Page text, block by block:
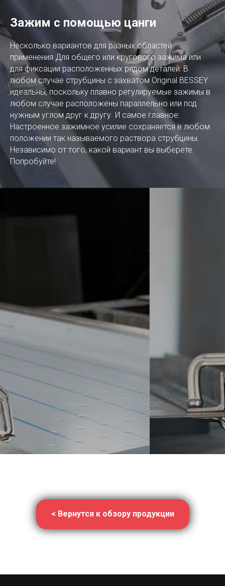
Зажим с помощью цанги
Несколько вариантов для разных областей
применения Для общего или кругового зажима или
для фиксации расположенных рядом деталей: В
любом случае струбцины с захватом Original BESSEY
идеальны, поскольку плавно регулируемые зажимы в
любом случае расположены параллельно или под
нужным углом друг к другу. И самое главное:
Настроенное зажимное усилие сохраняется в любом
положении так называемого раствора струбцины.
Независимо от того, какой вариант вы выберете.
Попробуйте!
< Вернутся к обзору продукции